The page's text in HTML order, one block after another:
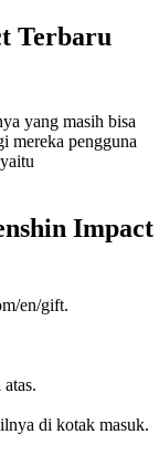
Terbaru
yang masih bisa
mereka pengguna
Impact
en/gift.
di kotak masuk.